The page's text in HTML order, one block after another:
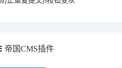
帝国CMS插件